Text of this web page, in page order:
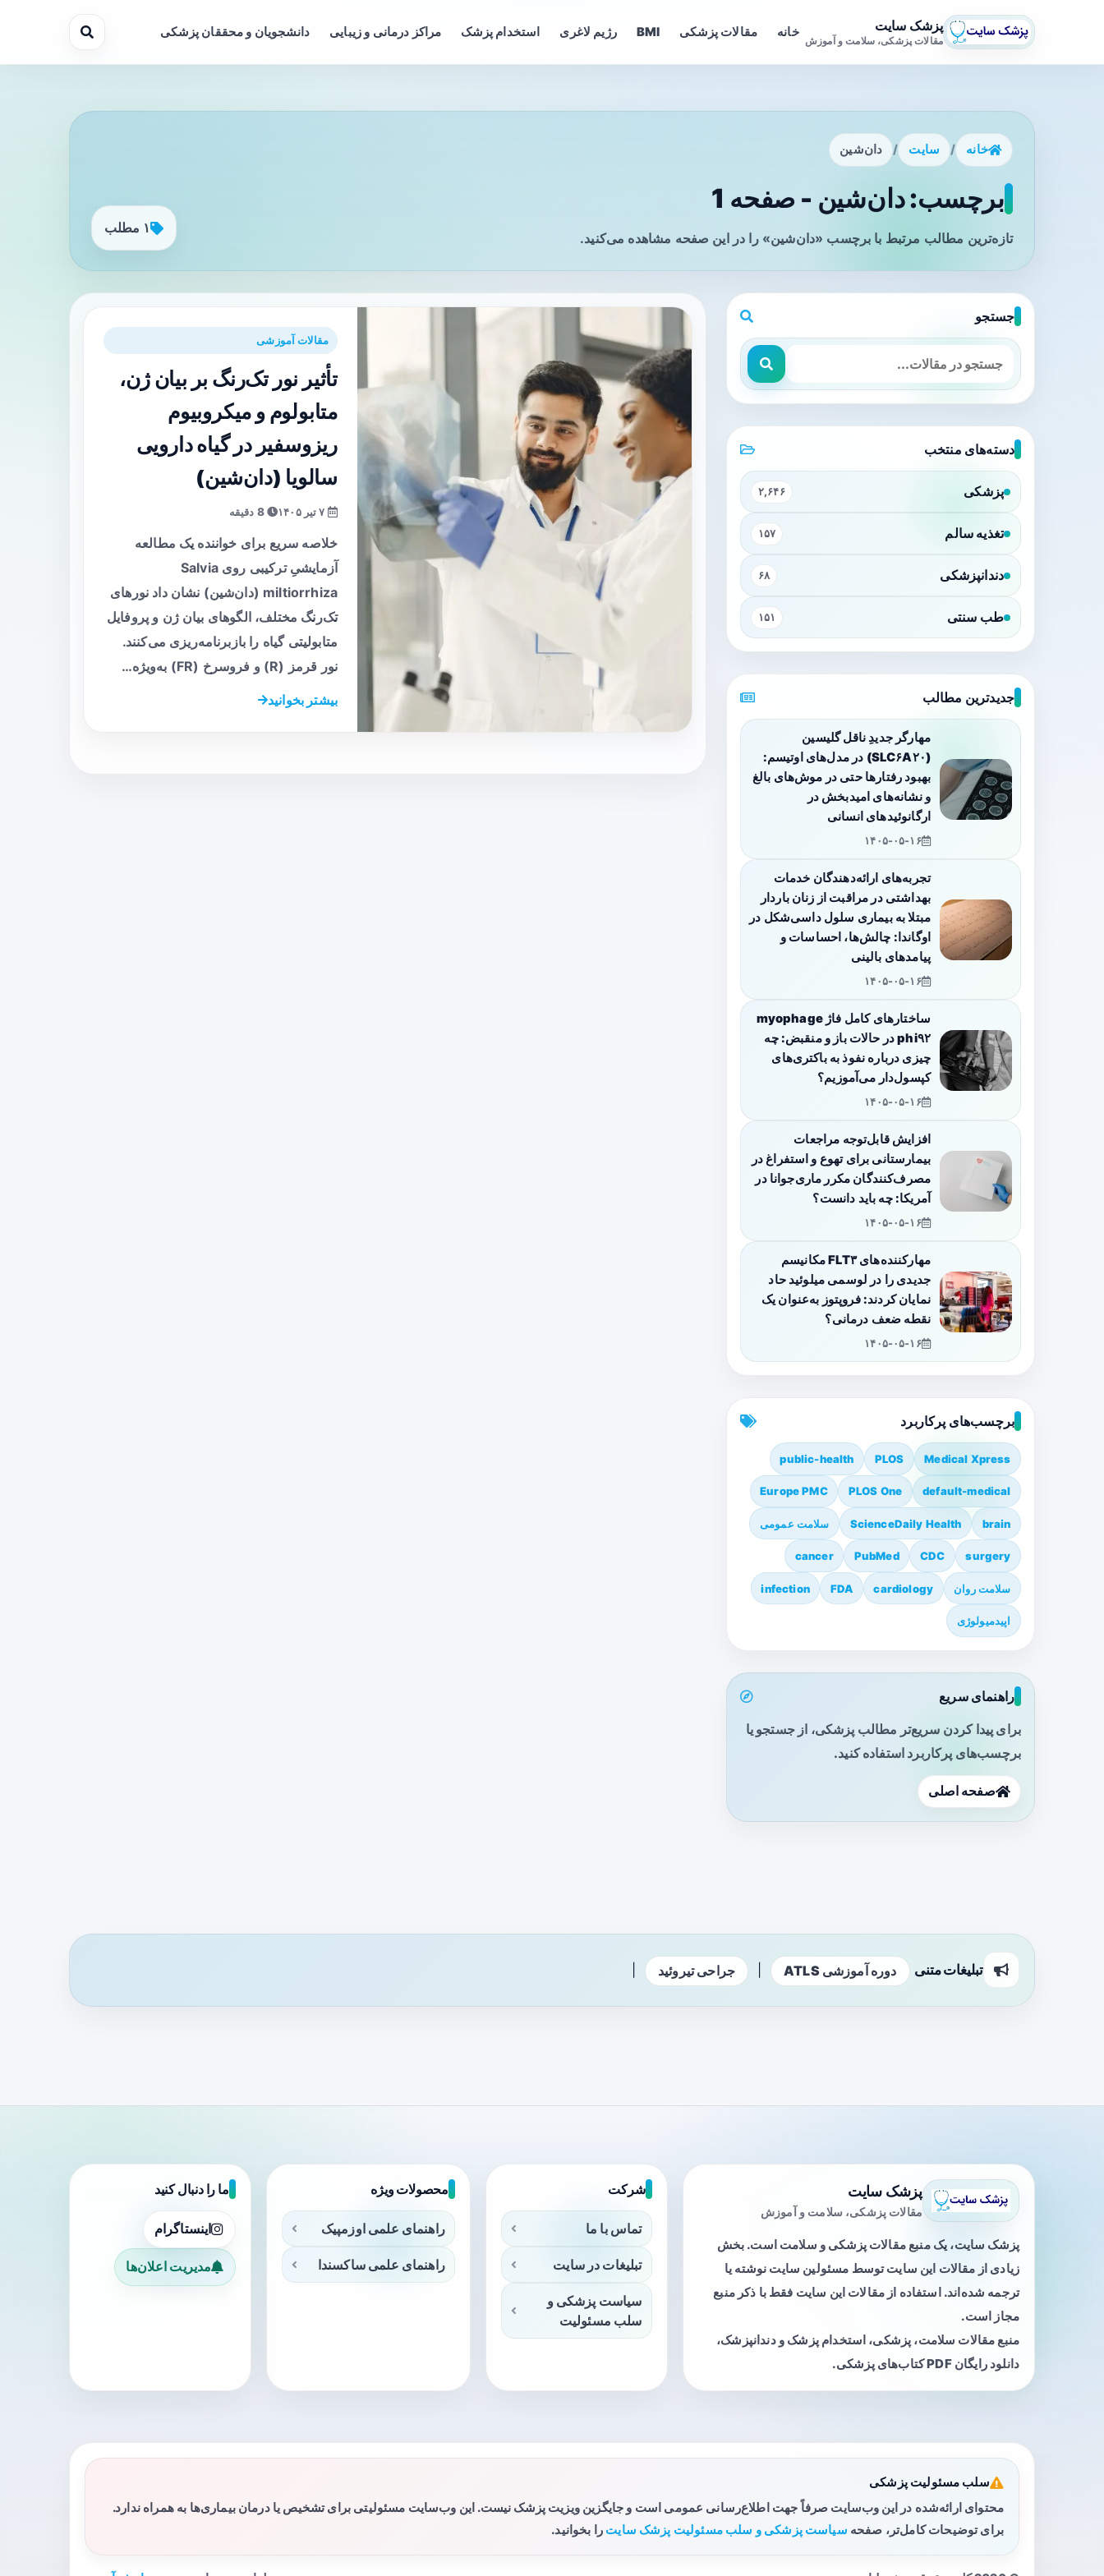
پزشک سایت
مقالات پزشکی، سلامت و آموزش
خانه مقالات پزشکی BMI رژیم لاغری استخدام پزشک مراکز درمانی و زیبایی دانشجویان و محققان پزشکی
خانه / سایت / دان‌شین
برچسب: دان‌شین - صفحه 1
تازه‌ترین مطالب مرتبط با برچسب «دان‌شین» را در این صفحه مشاهده می‌کنید.
۱ مطلب
مقالات آموزشی
تأثیر نور تک‌رنگ بر بیان ژن،
متابولوم و میکروبیوم
ریزوسفیر در گیاه دارویی
سالویا (دان‌شین)
8 دقیقه
خلاصه سریع برای خواننده یک مطالعه
آزمایشیِ ترکیبی روی Salvia
miltiorrhiza (دان‌شین) نشان داد نورهای
تک‌رنگ مختلف، الگوهای بیان ژن و پروفایل
متابولیتی گیاه را بازبرنامه‌ریزی می‌کنند.
نور قرمز (R) و فروسرخ (FR) به‌ویژه…
بیشتر بخوانید
جستجو
دسته‌های منتخب
پزشکی ۲,۶۴۶
تغذیه سالم ۱۵۷
دندانپزشکی ۶۸
طب سنتی ۱۵۱
جدیدترین مطالب
مهارگر جدیدِ ناقل گلیسین
(SLC۶A۲۰) در مدل‌های اوتیسم:
بهبود رفتارها حتی در موش‌های بالغ
و نشانه‌های امیدبخش در
ارگانوئیدهای انسانی
۱۴۰۵-۰۵-۱۶
تجربه‌های ارائه‌دهندگان خدمات
بهداشتی در مراقبت از زنان باردار
مبتلا به بیماری سلول داسی‌شکل در
اوگاندا: چالش‌ها، احساسات و
پیامدهای بالینی
۱۴۰۵-۰۵-۱۶
ساختارهای کامل فاژ myophage
phi۹۲ در حالات باز و منقبض: چه
چیزی درباره نفوذ به باکتری‌های
کپسول‌دار می‌آموزیم؟
۱۴۰۵-۰۵-۱۶
افزایش قابل‌توجه مراجعات
بیمارستانی برای تهوع و استفراغ در
مصرف‌کنندگان مکرر ماری‌جوانا در
آمریکا: چه باید دانست؟
۱۴۰۵-۰۵-۱۶
مهارکننده‌های FLT۳ مکانیسم
جدیدی را در لوسمی میلوئید حاد
نمایان کردند: فروپتوز به‌عنوان یک
نقطه ضعف درمانی؟
۱۴۰۵-۰۵-۱۶
برچسب‌های پرکاربرد
Medical Xpress
PLOS
public-health
default-medical
PLOS One
Europe PMC
brain
ScienceDaily Health سلامت عمومی
surgery
CDC
PubMed
cancer
سلامت روان cardiology
FDA
infection
اپیدمیولوژی
راهنمای سریع
برای پیدا کردن سریع‌تر مطالب پزشکی، از جستجو یا
برچسب‌های پرکاربرد استفاده کنید.
صفحه اصلی
تبلیغات متنی دوره آموزشی ATLS جراحی تیروئید
پزشک سایت
مقالات پزشکی، سلامت و آموزش
پزشک سایت، یک منبع مقالات پزشکی و سلامت است. بخش
زیادی از مقالات این سایت توسط مسئولین سایت نوشته یا
ترجمه شده‌اند. استفاده از مقالات این سایت فقط با ذکر منبع
مجاز است.
منبع مقالات سلامت، پزشکی، استخدام پزشک و دندانپزشک،
دانلود رایگان PDF کتاب‌های پزشکی.
شرکت
تماس با ما
تبلیغات در سایت
سیاست پزشکی و
سلب مسئولیت
محصولات ویژه
راهنمای علمی اوزمپیک
راهنمای علمی ساکسندا
ما را دنبال کنید
اینستاگرام
مدیریت اعلان‌ها
سلب مسئولیت پزشکی
محتوای ارائه‌شده در این وب‌سایت صرفاً جهت اطلاع‌رسانی عمومی است و جایگزین ویزیت پزشک نیست. این وب‌سایت مسئولیتی برای تشخیص یا درمان بیماری‌ها به همراه ندارد.
برای توضیحات کامل‌تر، صفحه سیاست پزشکی و سلب مسئولیت پزشک سایت را بخوانید.